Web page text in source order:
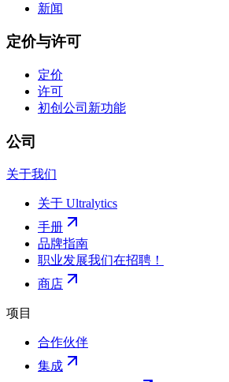
新闻
定价与许可
定价
许可
初创公司 新功能
公司
关于我们
关于 Ultralytics
手册
品牌指南
职业发展我们在招聘！
商店
项目
合作伙伴
集成